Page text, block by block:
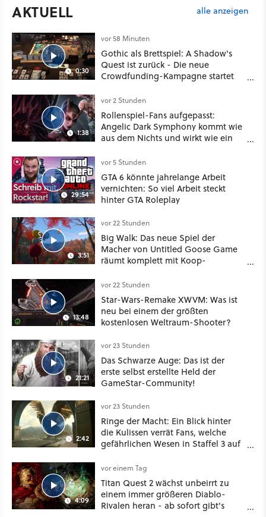
AKTUELL alle anzeigen
0:30
vor 58 Minuten
Gothic als Brettspiel: A Shadow's
Quest ist zurück - Die neue
Crowdfunding-Kampagne startet
1:38
vor 2 Stunden
Rollenspiel-Fans aufgepasst:
Angelic Dark Symphony kommt wie
aus dem Nichts und wirkt wie ein
Mass Effect
29:54
vor 5 Stunden
GTA 6 könnte jahrelange Arbeit
vernichten: So viel Arbeit steckt
hinter GTA Roleplay
3:51
vor 22 Stunden
Big Walk: Das neue Spiel der
Macher von Untitled Goose Game
räumt komplett mit Koop-
13:48
vor 22 Stunden
Star-Wars-Remake XWVM: Was ist
neu bei einem der größten
kostenlosen Weltraum-Shooter?
21:21
vor 23 Stunden
Das Schwarze Auge: Das ist der
erste selbst erstellte Held der
GameStar-Community!
2:42
vor 23 Stunden
Ringe der Macht: Ein Blick hinter
die Kulissen verrät Fans, welche
gefährlichen Wesen in Staffel 3 auf
4:09
vor einem Tag
Titan Quest 2 wächst unbeirrt zu
einem immer größeren Diablo-
Rivalen heran - ab sofort gibt's